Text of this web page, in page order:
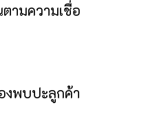
ามความเชื่อ
งพบปะลูกค้า